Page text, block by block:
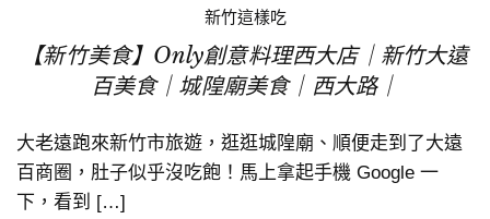
新竹這樣吃
【新竹美食】Only創意料理西大店｜新竹大遠
百美食｜城隍廟美食｜西大路｜
大老遠跑來新竹市旅遊，逛逛城隍廟、順便走到了大遠
百商圈，肚子似乎沒吃飽！馬上拿起手機 Google 一
下，看到 […]